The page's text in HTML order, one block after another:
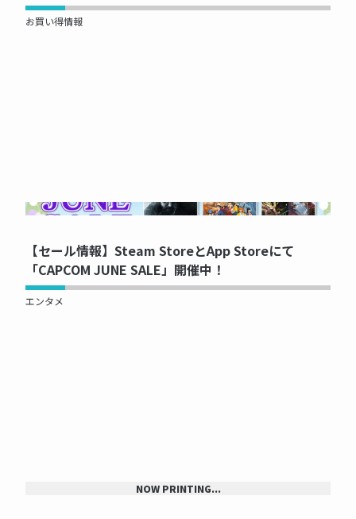
お買い得情報
NOW PRINTING...
【セール情報】Steam StoreとApp Storeにて
「CAPCOM JUNE SALE」開催中！
エンタメ
NOW PRINTING...